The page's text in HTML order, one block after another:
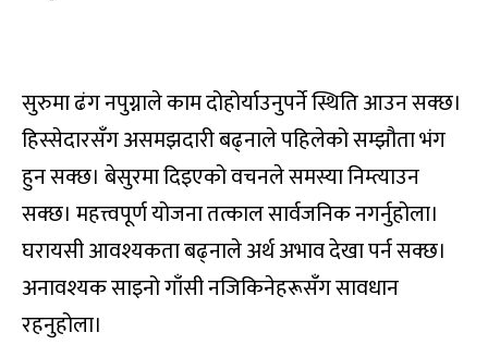
सुरुमा ढंग नपुग्नाले काम दोहोर्याउनुपर्ने स्थिति आउन सक्छ।
हिस्सेदारसँग असमझदारी बढ्नाले पहिलेको सम्झौता भंग
हुन सक्छ। बेसुरमा दिइएको वचनले समस्या निम्त्याउन
सक्छ। महत्त्वपूर्ण योजना तत्काल सार्वजनिक नगर्नुहोला।
घरायसी आवश्यकता बढ्नाले अर्थ अभाव देखा पर्न सक्छ।
अनावश्यक साइनो गाँसी नजिकिनेहरूसँग सावधान
रहनुहोला।